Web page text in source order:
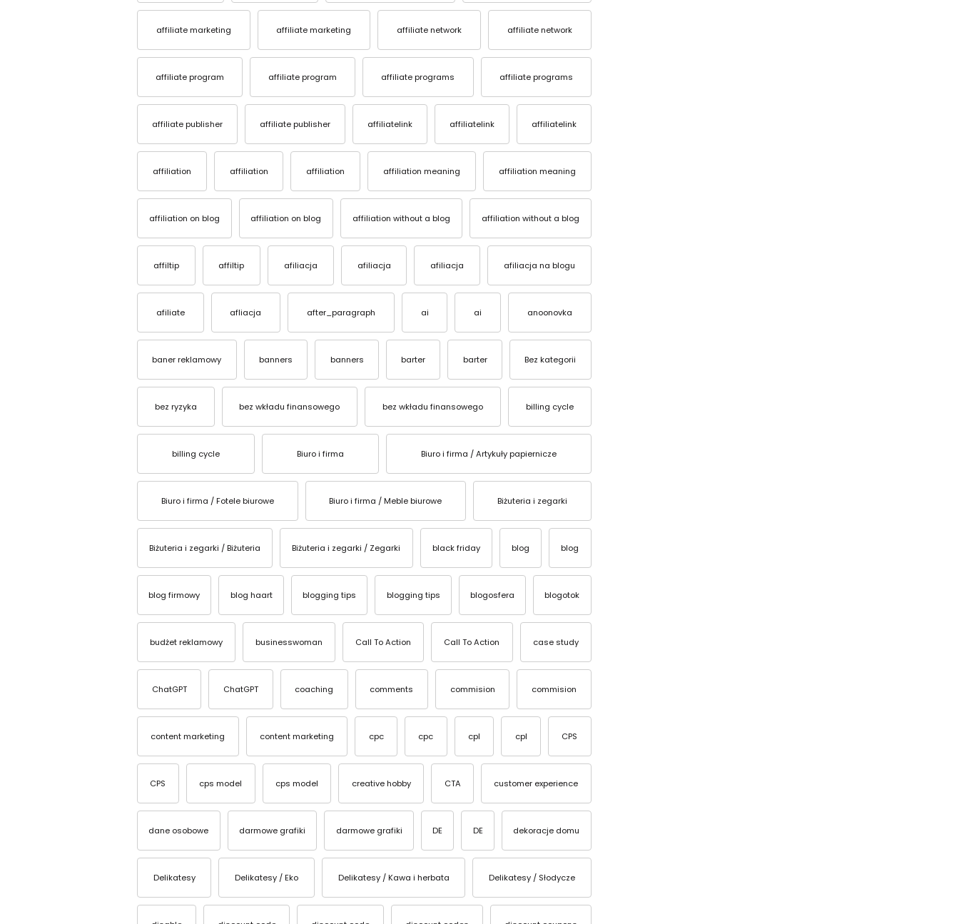
affiliate marketing affiliate marketing affiliate network affiliate network
affiliate program affiliate program affiliate programs affiliate programs
affiliate publisher affiliate publisher affiliatelink affiliatelink affiliatelink
affiliation affiliation affiliation affiliation meaning affiliation meaning
affiliation on blog affiliation on blog affiliation without a blog affiliation without a blog
affiltip affiltip afiliacja afiliacja afiliacja afiliacja na blogu
afiliate afliacja after_paragraph ai ai anoonovka
baner reklamowy banners banners barter barter Bez kategorii
bez ryzyka bez wkładu finansowego bez wkładu finansowego billing cycle
billing cycle Biuro i firma Biuro i firma / Artykuły papiernicze
Biuro i firma / Fotele biurowe Biuro i firma / Meble biurowe Biżuteria i zegarki
Biżuteria i zegarki / Biżuteria Biżuteria i zegarki / Zegarki black friday blog blog
blog firmowy blog haart blogging tips blogging tips blogosfera blogotok
budżet reklamowy businesswoman Call To Action Call To Action case study
ChatGPT ChatGPT coaching comments commision commision
content marketing content marketing cpc cpc cpl cpl CPS
CPS cps model cps model creative hobby CTA customer experience
dane osobowe darmowe grafiki darmowe grafiki DE DE dekoracje domu
Delikatesy Delikatesy / Eko Delikatesy / Kawa i herbata Delikatesy / Słodycze